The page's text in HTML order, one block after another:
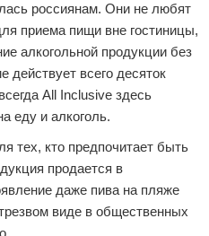
россиянам. Они не любят
приема пищи вне гостиницы,
алкогольной продукции без
действует всего десяток
All Inclusive здесь
еду и алкоголь.
тех, кто предпочитает быть
продается в
даже пива на пляже
виде в общественных